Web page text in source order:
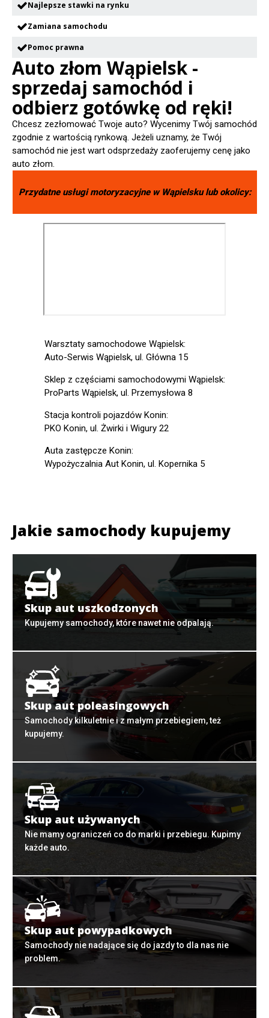
Najlepsze stawki na rynku
Zamiana samochodu
Pomoc prawna
Auto złom Wąpielsk -
sprzedaj samochód i
odbierz gotówkę od ręki!
Chcesz zezłomować Twoje auto? Wycenimy Twój samochód
zgodnie z wartością rynkową. Jeżeli uznamy, że Twój
samochód nie jest wart odsprzedaży zaoferujemy cenę jako
auto złom.
Przydatne usługi motoryzacyjne w Wąpielskulub okolicy:
Warsztaty samochodowe Wąpielsk:
Auto-Serwis Wąpielsk, ul. Główna 15
Sklep z częściami samochodowymi Wąpielsk:
ProParts Wąpielsk, ul. Przemysłowa 8
Stacja kontroli pojazdów Konin:
PKO Konin, ul. Żwirki i Wigury 22
Auta zastępcze Konin:
Wypożyczalnia Aut Konin, ul. Kopernika 5
Jakie samochody kupujemy
Skup aut uszkodzonych
Kupujemy samochody, które nawet nie odpalają.
Skup aut poleasingowych
Samochody kilkuletnie i z małym przebiegiem, też
kupujemy.
Skup aut używanych
Nie mamy ograniczeń co do marki i przebiegu. Kupimy
każde auto.
Skup aut powypadkowych
Samochody nie nadające się do jazdy to dla nas nie
problem.